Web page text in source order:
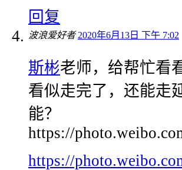
回复
波浪爱好者 2020年6月13日 下午 7:02
斯彬老师，给帮忙看
看似走完了，还能走
能？
https://
https://